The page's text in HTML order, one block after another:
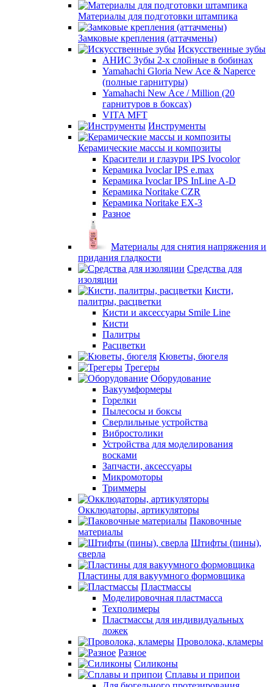
Материалы для подготовки штампика
Замковые крепления (аттачмены)
Искусственные зубы
АНИС Зубы 2-х слойные в бобинах
Yamahachi Gloria New Ace & Naperce
(полные гарнитуры)
Yamahachi New Ace / Million (20
гарнитуров в боксах)
VITA MFT
Инструменты
Керамические массы и композиты
Красители и глазури IPS Ivocolor
Керамика Ivoclar IPS e.max
Керамика Ivoclar IPS InLine A-D
Керамика Noritake CZR
Керамика Noritake EX-3
Разное
Материалы для снятия напряжения и
придания гладкости
Средства для
изоляции
Кисти,
палитры, расцветки
Кисти и аксессуары Smile Line
Кисти
Палитры
Расцветки
Кюветы, бюгеля
Трегеры
Оборудование
Вакуумформеры
Горелки
Пылесосы и боксы
Сверлильные устройства
Вибростолики
Устройства для моделирования
восками
Запчасти, аксессуары
Микромоторы
Триммеры
Окклюдаторы, артикуляторы
Паковочные
материалы
Штифты (пины),
сверла
Пластины для вакуумного формовщика
Пластмассы
Моделировочная пластмасса
Техполимеры
Пластмассы для индивидуальных
ложек
Проволока, кламеры
Разное
Силиконы
Сплавы и припои